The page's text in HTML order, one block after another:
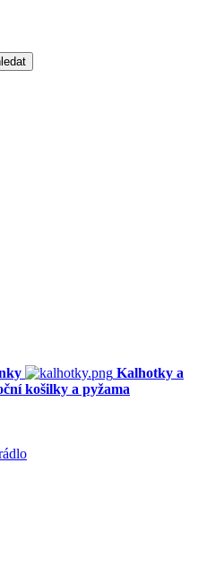
Kalhotky a
košilky a pyžama